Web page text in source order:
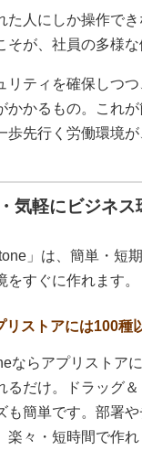
た人にしか操作で
そが、社員の多様
リティを確保しつ
かかるもの。これ
歩先行く労働環境
気軽にビジネス
」は、簡単・短
をすぐに作れます。
リストアには100種
ならアプリストア
るだけ。ドラッグ
も簡単です。部署
楽々・短時間で作れ